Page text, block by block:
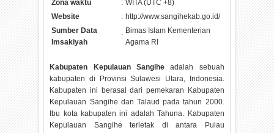
Zona waktu
: WITA (UTC +8)
Website
: http://www.sangihekab.go.id/
Sumber Data
Imsakiyah
:
Bimas Islam Kementerian
Agama RI
Kabupaten Kepulauan Sangiheadalah sebuah
kabupaten di Provinsi Sulawesi Utara, Indonesia.
Kabupaten ini berasal dari pemekaran Kabupaten
Kepulauan Sangihe dan Talaud pada tahun 2000.
Ibu kota kabupaten ini adalah Tahuna. Kabupaten
Kepulauan Sangihe terletak di antara Pulau